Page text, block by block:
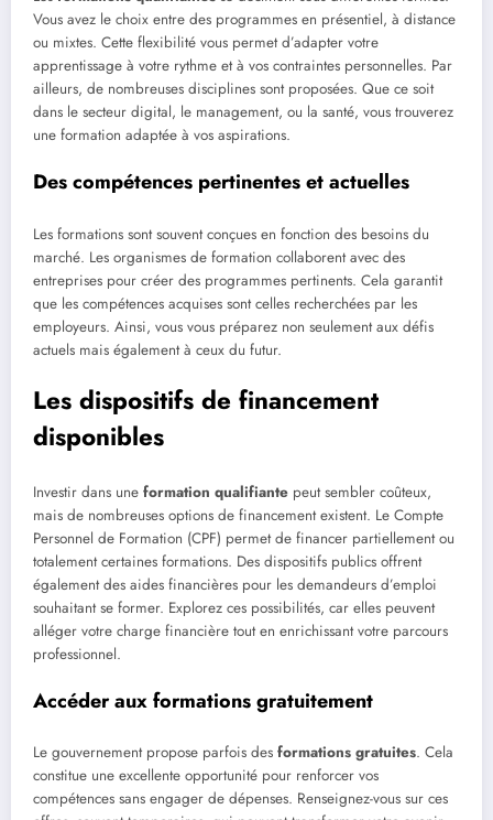
Vous avez le choix entre des programmes en présentiel, à distance
ou mixtes. Cette flexibilité vous permet d’adapter votre
apprentissage à votre rythme et à vos contraintes personnelles. Par
ailleurs, de nombreuses disciplines sont proposées. Que ce soit
dans le secteur digital, le management, ou la santé, vous trouverez
une formation adaptée à vos aspirations.
Des compétences pertinentes et actuelles
Les formations sont souvent conçues en fonction des besoins du
marché. Les organismes de formation collaborent avec des
entreprises pour créer des programmes pertinents. Cela garantit
que les compétences acquises sont celles recherchées par les
employeurs. Ainsi, vous vous préparez non seulement aux défis
actuels mais également à ceux du futur.
Les dispositifs de financement
disponibles
Investir dans une formation qualifiante peut sembler coûteux,
mais de nombreuses options de financement existent. Le Compte
Personnel de Formation (CPF) permet de financer partiellement ou
totalement certaines formations. Des dispositifs publics offrent
également des aides financières pour les demandeurs d’emploi
souhaitant se former. Explorez ces possibilités, car elles peuvent
alléger votre charge financière tout en enrichissant votre parcours
professionnel.
Accéder aux formations gratuitement
Le gouvernement propose parfois des formations gratuites. Cela
constitue une excellente opportunité pour renforcer vos
compétences sans engager de dépenses. Renseignez-vous sur ces